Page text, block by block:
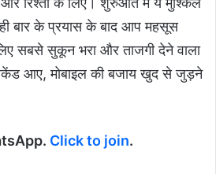
बार के प्रयास के बाद आप महसूस
सबसे सुकून भरा और ताजगी देने वाला
आए, मोबाइल की बजाय खुद से जुड़ने
Click to join.